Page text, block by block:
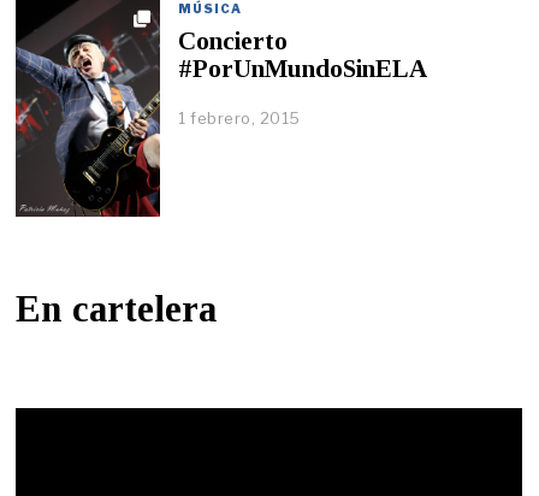
MÚSICA
Concierto
#PorUnMundoSinELA
1 febrero, 2015
En cartelera